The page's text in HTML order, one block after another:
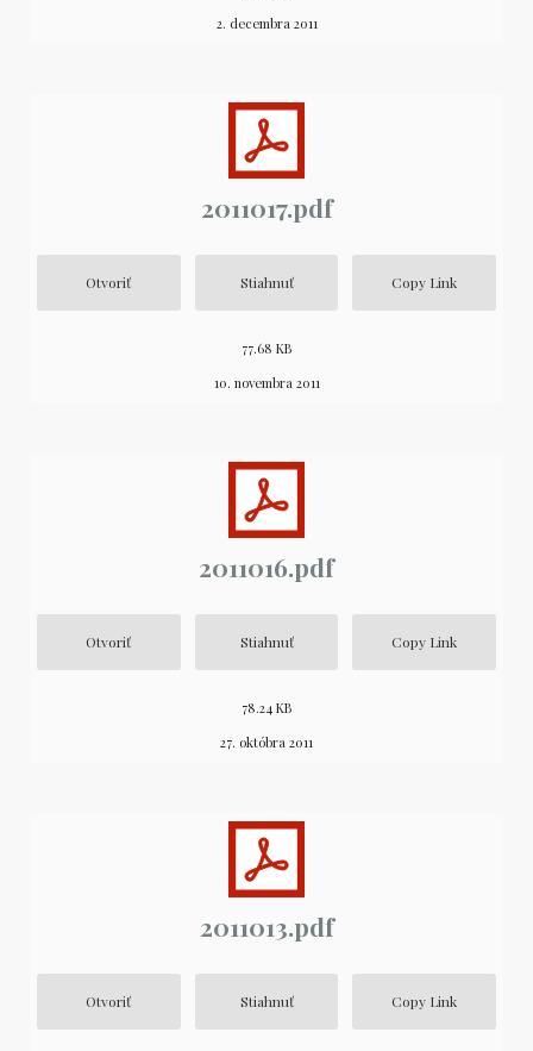
2. decembra 2011
2011017.pdf
Otvoriť Stiahnuť Copy Link
77.68 KB
10. novembra 2011
2011016.pdf
Otvoriť Stiahnuť Copy Link
78.24 KB
27. októbra 2011
2011013.pdf
Otvoriť Stiahnuť Copy Link